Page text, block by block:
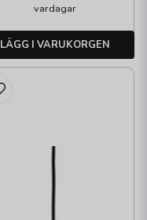
vardagar
LÄGG I VARUKORGEN